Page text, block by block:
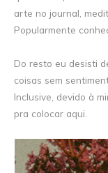
arte no journal,
Popularmente
Do resto eu desisti
coisas sem
Inclusive, devido à
pra colocar aqui.